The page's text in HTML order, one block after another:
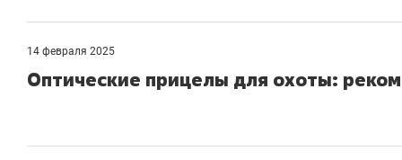
14 февраля 2025
Оптические прицелы для охоты: